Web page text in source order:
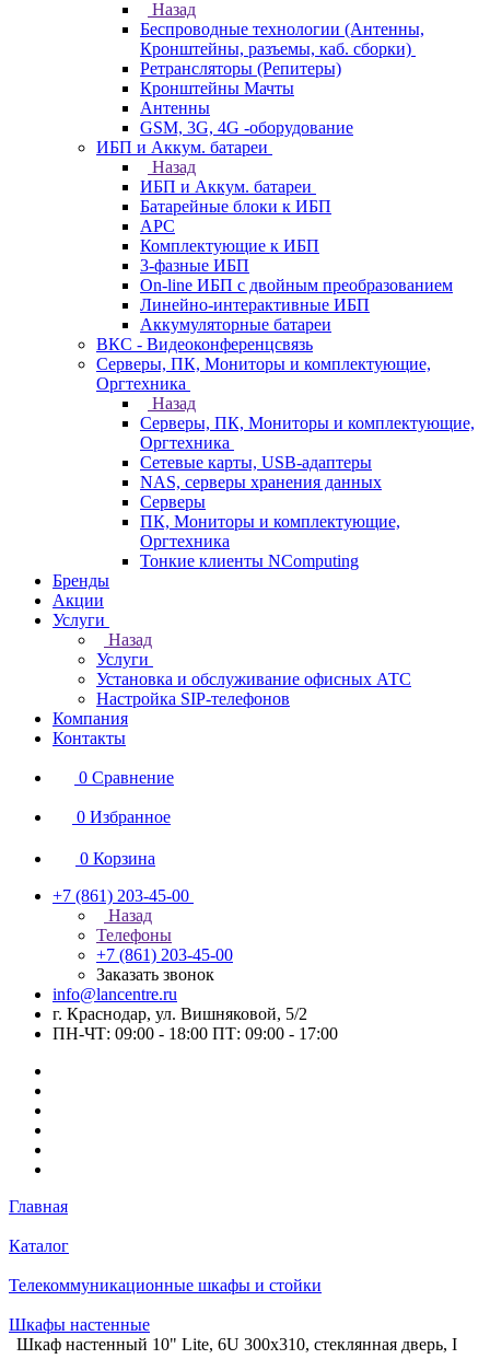
Назад
Беспроводные технологии (Антенны,
Кронштейны, разъемы, каб. сборки)
Ретрансляторы (Репитеры)
Кронштейны Мачты
Антенны
GSM, 3G, 4G -оборудование
ИБП и Аккум. батареи
Назад
ИБП и Аккум. батареи
Батарейные блоки к ИБП
APC
Комплектующие к ИБП
3-фазные ИБП
On-line ИБП с двойным преобразованием
Линейно-интерактивные ИБП
Аккумуляторные батареи
ВКС - Видеоконференцсвязь
Серверы, ПК, Мониторы и комплектующие,
Оргтехника
Назад
Серверы, ПК, Мониторы и комплектующие,
Оргтехника
Сетевые карты, USB-адаптеры
NAS, серверы хранения данных
Серверы
ПК, Мониторы и комплектующие,
Оргтехника
Тонкие клиенты NComputing
Бренды
Акции
Услуги
Назад
Услуги
Установка и обслуживание офисных АТС
Настройка SIP-телефонов
Компания
Контакты
0 Сравнение
0 Избранное
0 Корзина
+7 (861) 203-45-00
Назад
Телефоны
+7 (861) 203-45-00
Заказать звонок
info@lancentre.ru
г. Краснодар, ул. Вишняковой, 5/2
ПН-ЧТ: 09:00 - 18:00 ПТ: 09:00 - 17:00
Главная
Каталог
Телекоммуникационные шкафы и стойки
Шкафы настенные
Шкаф настенный 10" Lite, 6U 300x310, стеклянная дверь, I